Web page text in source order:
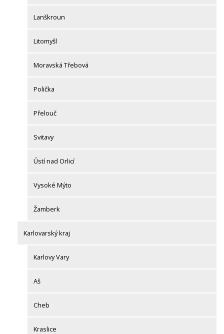
Lanškroun
Litomyšl
Moravská Třebová
Polička
Přelouč
Svitavy
Ústí nad Orlicí
Vysoké Mýto
Žamberk
Karlovarský kraj
Karlovy Vary
Aš
Cheb
Kraslice